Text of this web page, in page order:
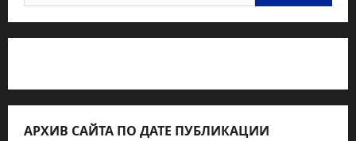
АРХИВ САЙТА ПО ДАТЕ ПУБЛИКАЦИИ